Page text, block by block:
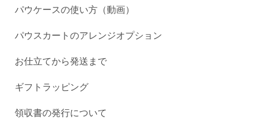
パウケースの使い方（動画）
パウスカートのアレンジオプション
お仕立てから発送まで
ギフトラッピング
領収書の発行について